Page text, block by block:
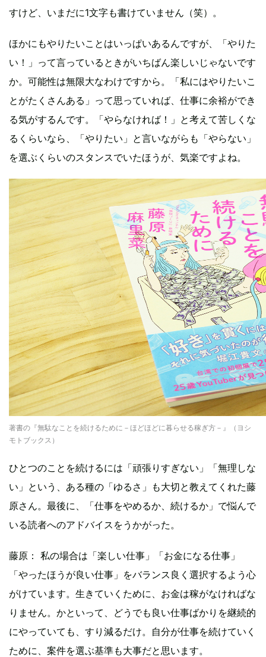
すけど、いまだに1文字も書けていません（笑）。
ほかにもやりたいことはいっぱいあるんですが、「やりた
い！」って言っているときがいちばん楽しいじゃないです
か。可能性は無限大なわけですから。「私にはやりたいこ
とがたくさんある」って思っていれば、仕事に余裕ができ
る気がするんです。「やらなければ！」と考えて苦しくな
るくらいなら、「やりたい」と言いながらも「やらない」
を選ぶくらいのスタンスでいたほうが、気楽ですよね。
著書の『無駄なことを続けるために－ほどほどに暮らせる稼ぎ方－』（ヨシ
モトブックス）
ひとつのことを続けるには「頑張りすぎない」「無理しな
い」という、ある種の「ゆるさ」も大切と教えてくれた藤
原さん。最後に、「仕事をやめるか、続けるか」で悩んで
いる読者へのアドバイスをうかがった。
藤原： 私の場合は「楽しい仕事」「お金になる仕事」
「やったほうが良い仕事」をバランス良く選択するよう心
がけています。生きていくために、お金は稼がなければな
りません。かといって、どうでも良い仕事ばかりを継続的
にやっていても、すり減るだけ。自分が仕事を続けていく
ために、案件を選ぶ基準も大事だと思います。